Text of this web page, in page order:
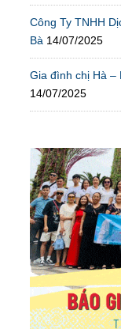
Công Ty TNHH
Bà 14/07/2025
Gia đình chị Hà –
14/07/2025